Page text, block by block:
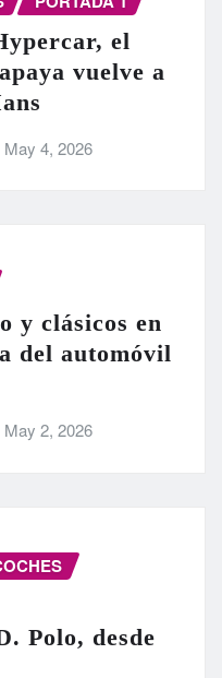
el
vuelve a
May 4, 2026
y clásicos en
del automóvil
May 2, 2026
Polo, desde